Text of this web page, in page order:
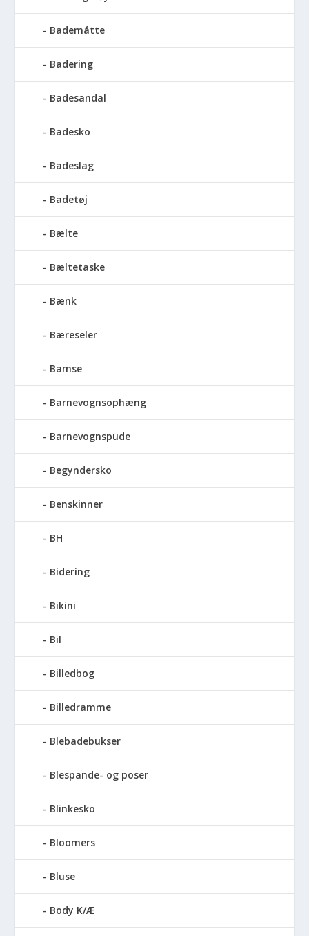
Bademåtte
Badering
Badesandal
Badesko
Badeslag
Badetøj
Bælte
Bæltetaske
Bænk
Bæreseler
Bamse
Barnevognsophæng
Barnevognspude
Begyndersko
Benskinner
BH
Bidering
Bikini
Bil
Billedbog
Billedramme
Blebadebukser
Blespande- og poser
Blinkesko
Bloomers
Bluse
Body K/Æ